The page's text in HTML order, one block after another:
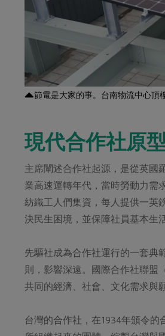
節電是大家的事。台南物流中心頂
現代合作社原
主席闡述合作社起源，是從英國
業高速運轉年代，當時勞動力需
紡織工人們集資，每人提供一英
決民生困境，並保障社員基本生
先驅社成為合作社運行的一套典
則，影響深遠。國際合作社聯盟
共同的經濟、社會、文化需求與
台灣的合作社，在1934年頒令